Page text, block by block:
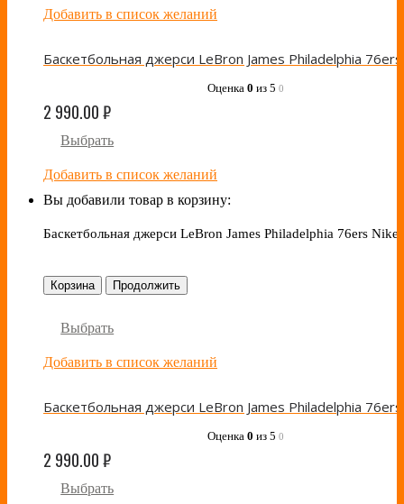
Добавить в список желаний
Оценка 0 из 5 0
2 990.00₽
Выбрать
Добавить в список желаний
Вы добавили товар в корзину:
Баскетбольная джерси LeBron James Philadelphia 76ers Nike
Корзина Продолжить
Выбрать
Добавить в список желаний
Оценка 0 из 5 0
2 990.00₽
Выбрать